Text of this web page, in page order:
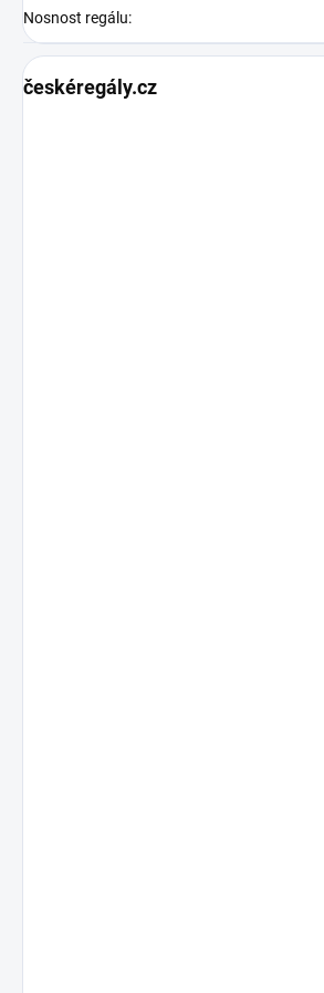
Nosnost regálu:
českéregály.cz